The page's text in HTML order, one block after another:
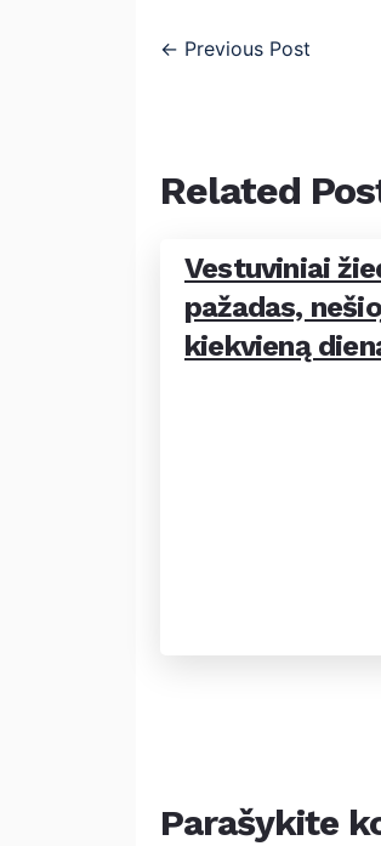
← Previous Post
Related
Vestuviniai
pažadas,
kiekvieną
Parašykite